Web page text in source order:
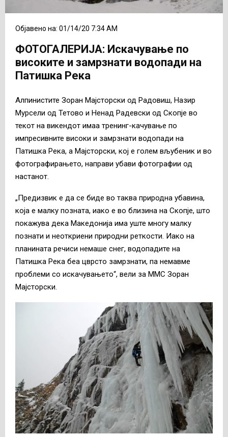
Објавено на: 01/14/20 7:34 AM
ФОТОГАЛЕРИЈА: Искачување по
високите и замрзнати водопади на
Патишка Река
Алпинистите Зоран Мајсторски од Радовиш, Назир
Мурсели од Тетово и Ненад Радевски од Скопје во
текот на викендот имаа тренинг-качување по
импресивните високи и замрзнати водопади на
Патишка Река, а Мајсторски, кој е голем вљубеник и во
фотографирањето, направи убави фотографии од
настанот.
„Предизвик е да се биде во таква природна убавина,
која е малку позната, иако е во близина на Скопје, што
покажува дека Македонија има уште многу малку
познати и неоткриени природни реткости. Иако на
планината речиси немаше снег, водопадите на
Патишка Река беа цврсто замрзнати, па немавме
проблеми со искачувањето“, вели за ММС Зоран
Мајсторски.